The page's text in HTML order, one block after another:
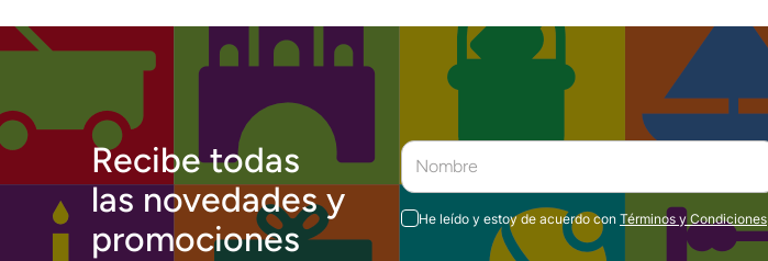
Recibe todas
las novedades y
promociones
He leído y estoy de acuerdo con Términos y Condiciones